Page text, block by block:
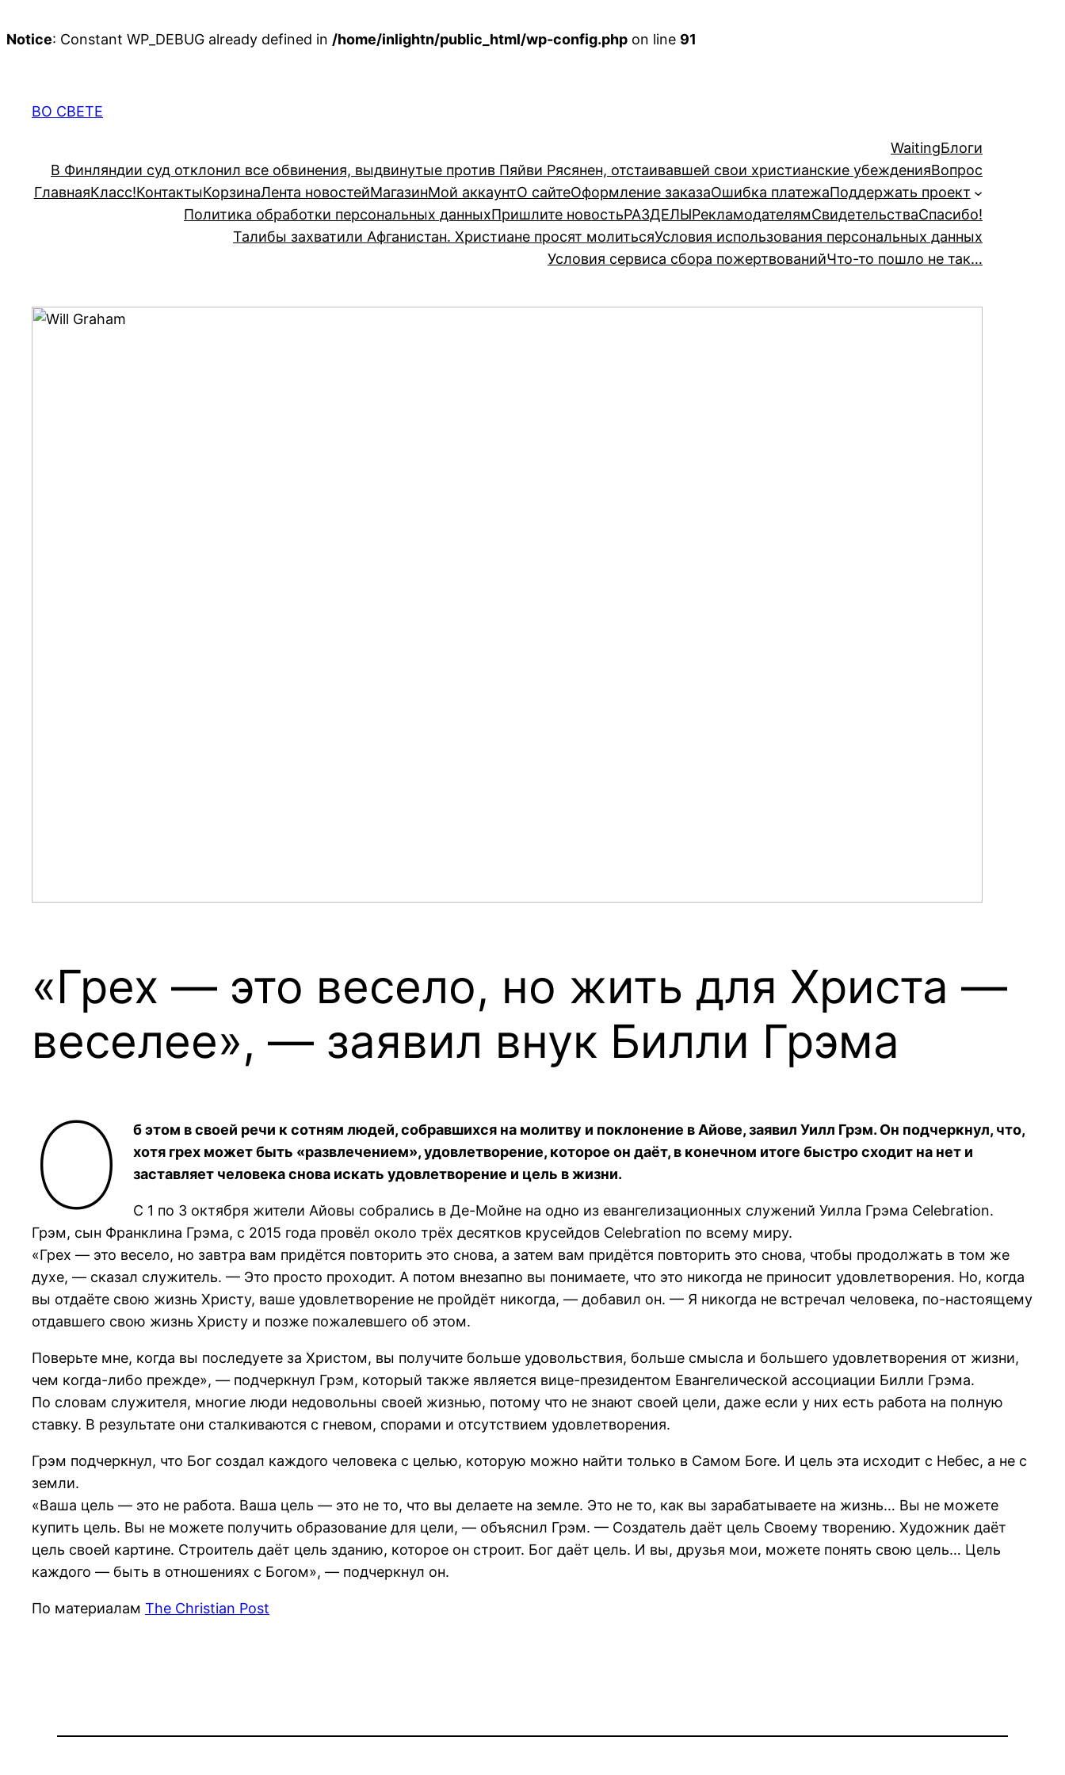
Notice: Constant WP_DEBUG already defined in /home/inlightn/public_html/wp-config.php on line 91
содержимому
ВО СВЕТЕ
WaitingБлоги
В Финляндии суд отклонил все обвинения, выдвинутые против Пяйви Рясянен, отстаивавшей свои христианские убежденияВопрос
ГлавнаяКласс!КонтактыКорзинаЛента новостейМагазинМой аккаунтО сайтеОформление заказаОшибка платежаПоддержать проект
Политика обработки персональных данныхПришлите новостьРАЗДЕЛЫРекламодателямСвидетельстваСпасибо!
Талибы захватили Афганистан. Христиане просят молитьсяУсловия использования персональных данных
Условия сервиса сбора пожертвованийЧто-то пошло не так…
«Грех — это весело, но жить для Христа —
веселее», — заявил внук Билли Грэма
О
б этом в своей речи к сотням людей, собравшихся на молитву и поклонение в Айове, заявил Уилл Грэм. Он подчеркнул, что,
хотя грех может быть «развлечением», удовлетворение, которое он даёт, в конечном итоге быстро сходит на нет и
заставляет человека снова искать удовлетворение и цель в жизни.
С 1 по 3 октября жители Айовы собрались в Де-Мойне на одно из евангелизационных служений Уилла Грэма Celebration.
Грэм, сын Франклина Грэма, с 2015 года провёл около трёх десятков крусейдов Celebration по всему миру.
«Грех — это весело, но завтра вам придётся повторить это снова, а затем вам придётся повторить это снова, чтобы продолжать в том же
духе, — сказал служитель. — Это просто проходит. А потом внезапно вы понимаете, что это никогда не приносит удовлетворения. Но, когда
вы отдаёте свою жизнь Христу, ваше удовлетворение не пройдёт никогда, — добавил он. — Я никогда не встречал человека, по-настоящему
отдавшего свою жизнь Христу и позже пожалевшего об этом.
Поверьте мне, когда вы последуете за Христом, вы получите больше удовольствия, больше смысла и большего удовлетворения от жизни,
чем когда-либо прежде», — подчеркнул Грэм, который также является вице-президентом Евангелической ассоциации Билли Грэма.
По словам служителя, многие люди недовольны своей жизнью, потому что не знают своей цели, даже если у них есть работа на полную
ставку. В результате они сталкиваются с гневом, спорами и отсутствием удовлетворения.
Грэм подчеркнул, что Бог создал каждого человека с целью, которую можно найти только в Самом Боге. И цель эта исходит с Небес, а не с
земли.
«Ваша цель — это не работа. Ваша цель — это не то, что вы делаете на земле. Это не то, как вы зарабатываете на жизнь… Вы не можете
купить цель. Вы не можете получить образование для цели, — объяснил Грэм. — Создатель даёт цель Своему творению. Художник даёт
цель своей картине. Строитель даёт цель зданию, которое он строит. Бог даёт цель. И вы, друзья мои, можете понять свою цель… Цель
каждого — быть в отношениях с Богом», — подчеркнул он.
По материалам The Christian Post